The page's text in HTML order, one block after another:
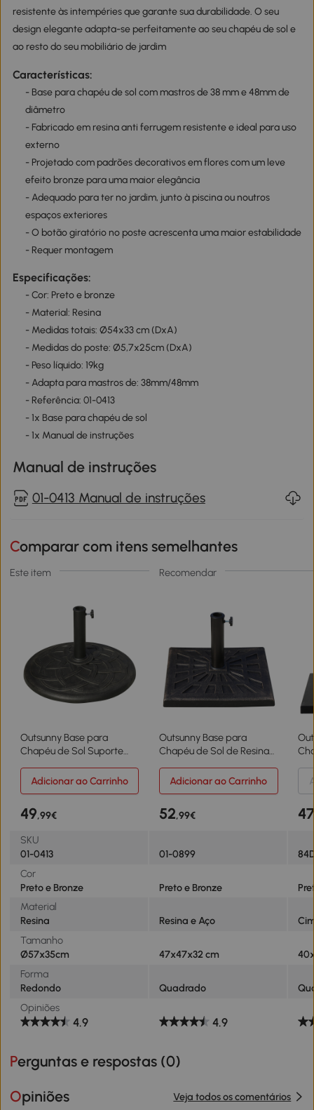
resistente às intempéries que garante sua durabilidade. O seu
design elegante adapta-se perfeitamente ao seu chapéu de sol e
ao resto do seu mobiliário de jardim
Características:
- Base para chapéu de sol com mastros de 38 mm e 48mm de
diâmetro
- Fabricado em resina anti ferrugem resistente e ideal para uso
externo
- Projetado com padrões decorativos em flores com um leve
efeito bronze para uma maior elegância
- Adequado para ter no jardim, junto à piscina ou noutros
espaços exteriores
- O botão giratório no poste acrescenta uma maior estabilidade
- Requer montagem
Especificações:
- Cor: Preto e bronze
- Material: Resina
- Medidas totais: Ø54x33 cm (DxA)
- Medidas do poste: Ø5,7x25cm (DxA)
- Peso líquido: 19kg
- Adapta para mastros de: 38mm/48mm
- Referência: 01-0413
- 1x Base para chapéu de sol
- 1x Manual de instruções
Manual de instruções
01-0413 Manual de instruções
Comparar com itens semelhantes
Este item Recomendar
Outsunny Base para
Chapéu de Sol Suporte
Resina para Jardim terraço
Exterior Ø57x35cm Preto e
Outsunny Base para
Chapéu de Sol de Resina
Ø4,8 cm para Peso 15 kg
47x47x32 cm Preto e
Adicionar ao Carrinho Adicionar ao Carrinho
49,99€ 52,99€
SKU
01-0413
01-0899
Cor
Preto e Bronze
Preto e Bronze
Material
Resina
Resina e Aço
Tamanho
Ø57x35cm
47x47x32 cm
Forma
Redondo
Quadrado
Opiniões
4.9 4.9
Perguntas e respostas (0)
Opiniões Veja todos os comentários